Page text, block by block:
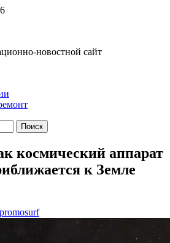
новостной сайт
космический аппарат
к Земле
promosurf